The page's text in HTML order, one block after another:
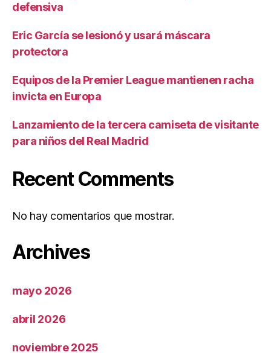
defensiva
Eric García se lesionó y usará máscara
protectora
Equipos de la Premier League mantienen racha
invicta en Europa
Lanzamiento de la tercera camiseta de visitante
para niños del Real Madrid
Recent Comments
No hay comentarios que mostrar.
Archives
mayo 2026
abril 2026
noviembre 2025